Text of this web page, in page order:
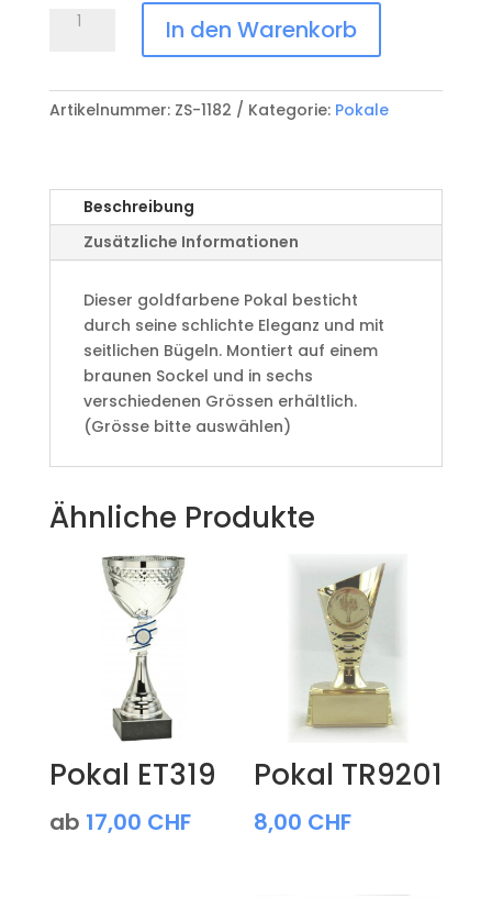
Pokal
Menge
In den Warenkorb
Artikelnummer: ZS-1182 Kategorie: Pokale
Beschreibung
Zusätzliche Informationen
Dieser goldfarbene Pokal besticht
durch seine schlichte Eleganz und mit
seitlichen Bügeln. Montiert auf einem
braunen Sockel und in sechs
verschiedenen Grössen erhältlich.
(Grösse bitte auswählen)
Ähnliche Produkte
Pokal ET319
ab 17,00 CHF
Pokal TR9201
8,00 CHF